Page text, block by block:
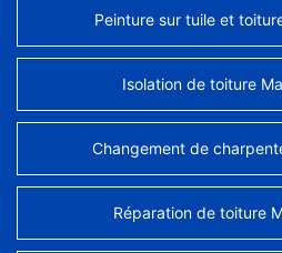
Peinture sur tuile et
Isolation de toiture
Changement de
Réparation de toiture